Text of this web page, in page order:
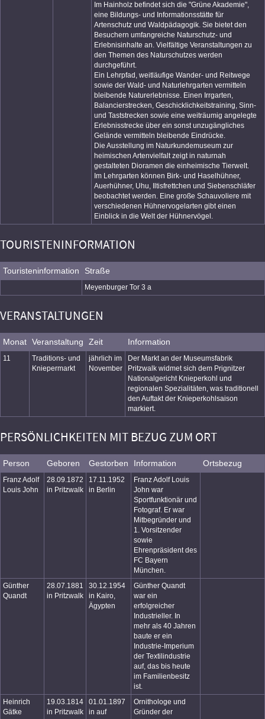
Im Hainholz befindet sich die "Grüne Akademie",
eine Bildungs- und Informationsstätte für
Artenschutz und Waldpädagogik. Sie bietet den
Besuchern umfangreiche Naturschutz- und
Erlebnisinhalte an. Vielfältige Veranstaltungen zu
den Themen des Naturschutzes werden
durchgeführt.
Ein Lehrpfad, weitläufige Wander- und Reitwege
sowie der Wald- und Naturlehrgarten vermitteln
bleibende Naturerlebnisse. Einen Irrgarten,
Balancierstrecken, Geschicklichkeitstraining, Sinn-
und Taststrecken sowie eine weiträumig angelegte
Erlebnisstrecke über ein sonst unzugängliches
Gelände vermitteln bleibende Eindrücke.
Die Ausstellung im Naturkundemuseum zur
heimischen Artenvielfalt zeigt in naturnah
gestalteten Dioramen die einheimische Tierwelt.
Im Lehrgarten können Birk- und Haselhühner,
Auerhühner, Uhu, Iltisfrettchen und Siebenschläfer
beobachtet werden. Eine große Schauvoliere mit
verschiedenen Hühnervogelarten gibt einen
Einblick in die Welt der Hühnervögel.
TOURISTENINFORMATION
Touristeninformation Straße
Meyenburger Tor 3 a
VERANSTALTUNGEN
Monat Veranstaltung Zeit Information
11
Traditions- und
Kniepermarkt
jährlich im
November
Der Markt an der Museumsfabrik
Pritzwalk widmet sich dem Prignitzer
Nationalgericht Knieperkohl und
regionalen Spezialitäten, was traditionell
den Auftakt der Knieperkohlsaison
markiert.
PERSÖNLICHKEITEN MIT BEZUG ZUM ORT
Person Geboren Gestorben Information Ortsbezug
Franz Adolf
Louis John
28.09.1872
in Pritzwalk
17.11.1952
in Berlin
Franz Adolf Louis
John war
Sportfunktionär und
Fotograf. Er war
Mitbegründer und
1. Vorsitzender
sowie
Ehrenpräsident des
FC Bayern
München.
Günther
Quandt
28.07.1881
in Pritzwalk
30.12.1954
in Kairo,
Ägypten
Günther Quandt
war ein
erfolgreicher
Industrieller. In
mehr als 40 Jahren
baute er ein
Industrie-Imperium
der Textilindustrie
auf, das bis heute
im Familienbesitz
ist.
Heinrich
Gätke
19.03.1814
in Pritzwalk
01.01.1897
in auf
Ornithologe und
Gründer der